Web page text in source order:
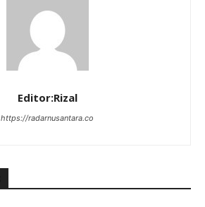
Editor:Rizal
https://radarnusantara.co